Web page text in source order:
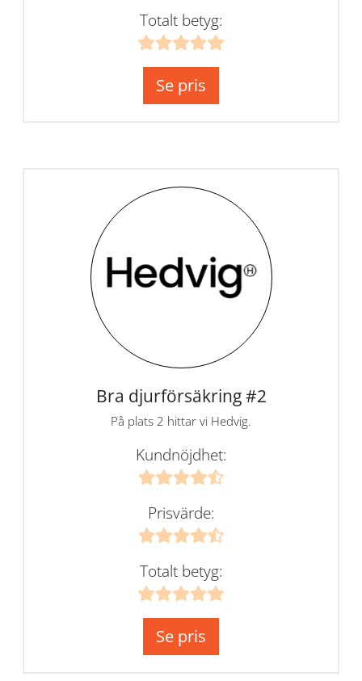
Totalt betyg:
Se pris
Bra djurförsäkring #2
På plats 2 hittar vi Hedvig.
Kundnöjdhet:
Prisvärde:
Totalt betyg:
Se pris